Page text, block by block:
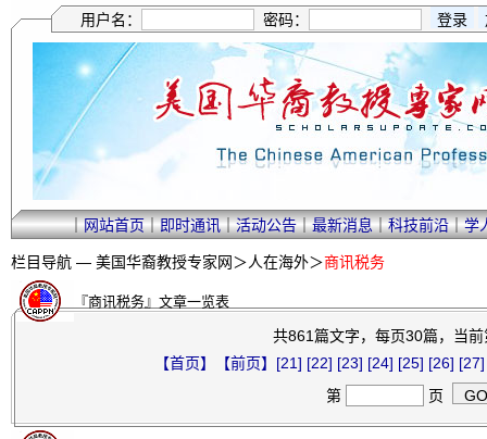
用户名： 密码：
｜网站首页｜即时通讯｜活动公告｜最新消息｜科技前沿｜学
栏目导航 — 美国华裔教授专家网＞人在海外＞商讯税务
『商讯税务』文章一览表
共861篇文字，每页30篇，当
【首页】
【前页】 [21] [22] [23] [24] [25] [26] [27]
第
页